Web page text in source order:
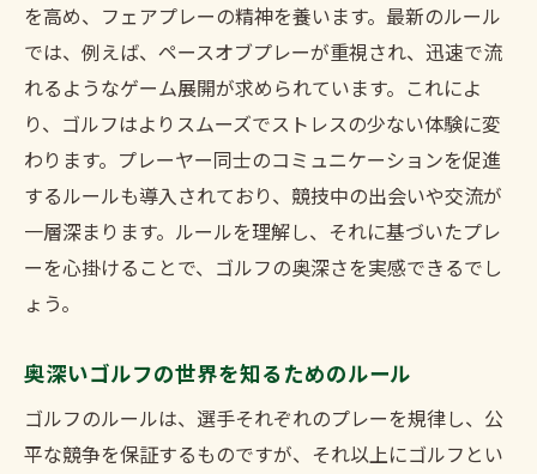
を高め、フェアプレーの精神を養います。最新のルール
では、例えば、ペースオブプレーが重視され、迅速で流
れるようなゲーム展開が求められています。これによ
り、ゴルフはよりスムーズでストレスの少ない体験に変
わります。プレーヤー同士のコミュニケーションを促進
するルールも導入されており、競技中の出会いや交流が
一層深まります。ルールを理解し、それに基づいたプレ
ーを心掛けることで、ゴルフの奥深さを実感できるでし
ょう。
奥深いゴルフの世界を知るためのルール
ゴルフのルールは、選手それぞれのプレーを規律し、公
平な競争を保証するものですが、それ以上にゴルフとい